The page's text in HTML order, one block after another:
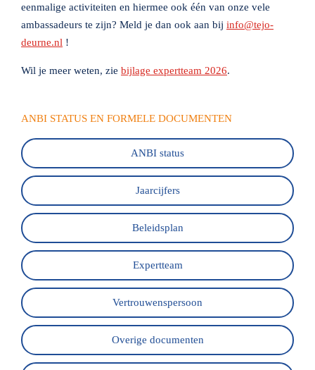
eenmalige activiteiten en hiermee ook één van onze vele
ambassadeurs te zijn? Meld je dan ook aan bij info@tejo-
deurne.nl !
Wil je meer weten, zie bijlage expertteam 2026.
ANBI STATUS EN FORMELE DOCUMENTEN
ANBI status
Jaarcijfers
Beleidsplan
Expertteam
Vertrouwenspersoon
Overige documenten